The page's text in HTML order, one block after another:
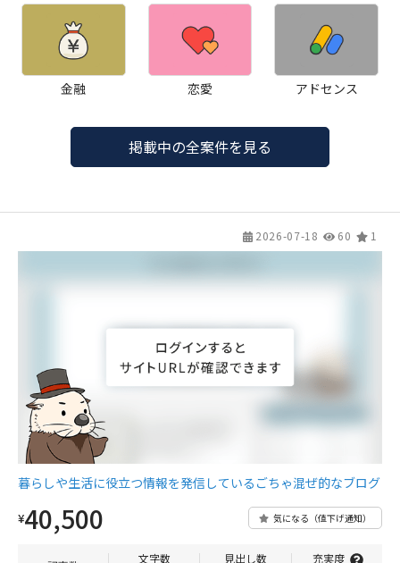
金融 恋愛 アドセンス
掲載中の全案件を見る
2026-07-18 60 1
暮らしや生活に役立つ情報を発信しているごちゃ混ぜ的なブログ
¥40,500 気になる（値下げ通知）
文字数 見出し数 充実度